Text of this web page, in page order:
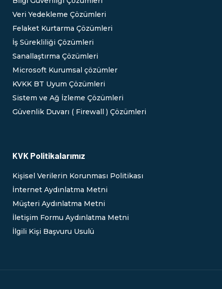
Veri Yedekleme Çözümleri
Felaket Kurtarma Çözümleri
İş Sürekliliği Çözümleri
Sanallaştırma Çözümleri
Microsoft Kurumsal çözümler
KVKK BT Uyum Çözümleri
Sistem ve Ağ İzleme Çözümleri
Güvenlik Duvarı ( Firewall ) Çözümleri
KVK Politikalarımız
Kişisel Verilerin Korunması Politikası
İnternet Aydınlatma Metni
Müşteri Aydınlatma Metni
İletişim Formu Aydınlatma Metni
İlgili Kişi Başvuru Usulü